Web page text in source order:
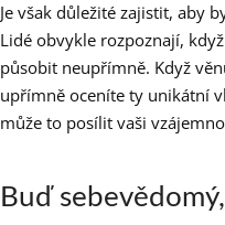
Je však důležité zajistit, aby
Lidé obvykle rozpoznají,
působit neupřímně. Když
upřímně oceníte ty unikátní
může to posílit vaši
Buď